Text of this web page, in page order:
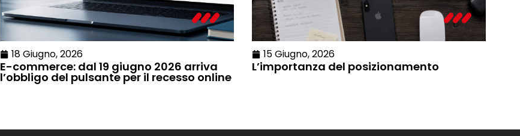
18 Giugno, 2026
E-commerce: dal 19 giugno 2026 arriva
l’obbligo del pulsante per il recesso online
15 Giugno, 2026
L’importanza del posizionamento